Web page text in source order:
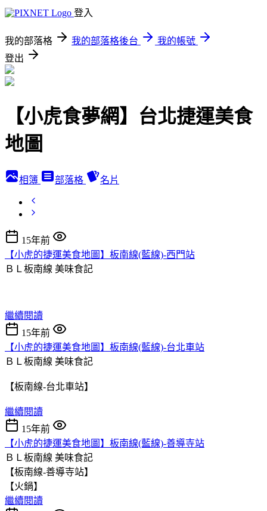
登入
我的部落格 我的部落格後台
我的帳號
登出
【小虎食夢網】台北捷運美食
地圖
相簿 部落格 名片
15年前
【小虎的捷運美食地圖】板南線(藍線)-西門站
ＢＬ板南線 美味食記
繼續閱讀
15年前
【小虎的捷運美食地圖】板南線(藍線)-台北車站
ＢＬ板南線 美味食記
【板南線-台北車站】
繼續閱讀
15年前
【小虎的捷運美食地圖】板南線(藍線)-善導寺站
ＢＬ板南線 美味食記
【板南線-善導寺站】
【火鍋】
繼續閱讀